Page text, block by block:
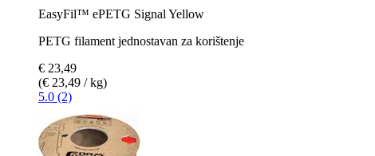
EasyFil™ ePETG Signal Yellow
PETG filament jednostavan za korištenje
€ 23,49
(€ 23,49 / kg)
5.0 (2)